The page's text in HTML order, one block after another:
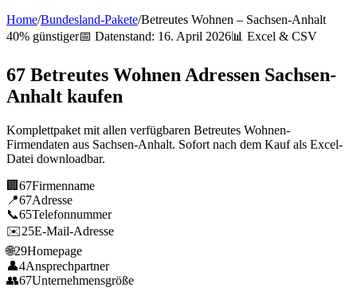
Home/Bundesland-Pakete/Betreutes Wohnen – Sachsen-Anhalt
40% günstiger📅 Datenstand: 16. April 2026📊 Excel & CSV
67 Betreutes Wohnen Adressen Sachsen-
Anhalt kaufen
Komplettpaket mit allen verfügbaren Betreutes Wohnen-
Firmendaten aus Sachsen-Anhalt. Sofort nach dem Kauf als Excel-
Datei downloadbar.
🏢 67Firmenname
📍67Adresse
📞65Telefonnummer
✉️25E-Mail-Adresse
🌐29Homepage
👤4Ansprechpartner
👥67Unternehmensgröße